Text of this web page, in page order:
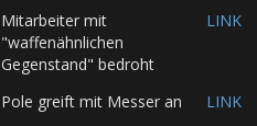
Mitarbeiter mit
"waffenähnlichen
Gegenstand" bedroht
LINK
Pole greift mit Messer an LINK